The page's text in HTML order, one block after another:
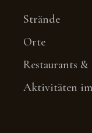
Strände
Orte
Restaurants
Aktivitäten